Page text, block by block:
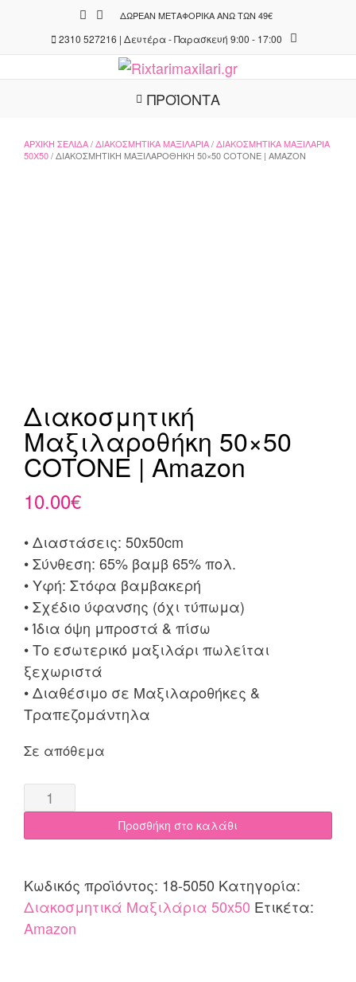
content
ΔΩΡΕΆΝ ΜΕΤΑΦΟΡΙΚΆ ΆΝΩ ΤΩΝ 49€
2310 527216 | Δευτέρα - Παρασκευή 9:00 - 17:00
ΠΡΟΪΟΝΤΑ
ΑΡΧΙΚΉ ΣΕΛΊΔΑ/ΔΙΑΚΟΣΜΗΤΙΚΆ ΜΑΞΙΛΆΡΙΑ/ΔΙΑΚΟΣΜΗΤΙΚΆ ΜΑΞΙΛΆΡΙΑ
50X50/ ΔΙΑΚΟΣΜΗΤΙΚΉ ΜΑΞΙΛΑΡΟΘΉΚΗ 50×50 COTONE | AMAZON
Διακοσμητική
Μαξιλαροθήκη 50×50
COTONE | Amazon
10.00€
• Διαστάσεις: 50x50cm
• Σύνθεση: 65% βαμβ 65% πολ.
• Υφή: Στόφα βαμβακερή
• Σχέδιο ύφανσης (όχι τύπωμα)
• Ίδια όψη μπροστά & πίσω
• Το εσωτερικό μαξιλάρι πωλείται
ξεχωριστά
• Διαθέσιμο σε Μαξιλαροθήκες &
Τραπεζομάντηλα
Σε απόθεμα
Διακοσμητική
Μαξιλαροθήκη
50x50
|
Amazon
quantity
Προσθήκη στο καλάθι
Κωδικός προϊόντος: 18-5050 Κατηγορία:
Διακοσμητικά Μαξιλάρια 50x50 Ετικέτα:
Amazon